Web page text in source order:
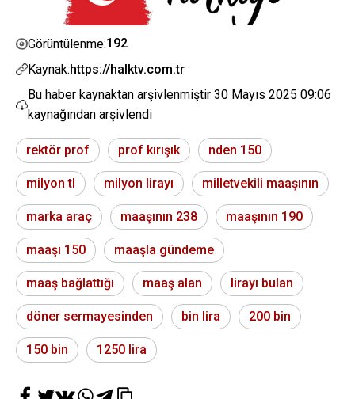
Görüntülenme:192
Kaynak:https://halktv.com.tr
Bu haber kaynaktan arşivlenmiştir 30 Mayıs 2025 09:06
kaynağından arşivlendi
rektör prof prof kırışık nden 150
milyon tl milyon lirayı milletvekili maaşının
marka araç maaşının 238 maaşının 190
maaşı 150 maaşla gündeme
maaş bağlattığı maaş alan lirayı bulan
döner sermayesinden bin lira 200 bin
150 bin 1250 lira